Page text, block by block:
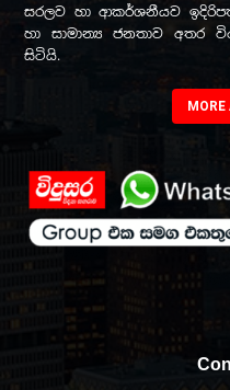
සරලව හා ආකර්ශනීයව
හා සාමාන්‍ය ජනතාව අතර
සිටියි.